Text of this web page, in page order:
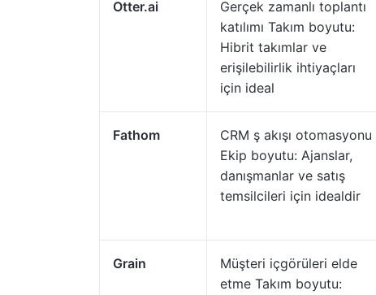
Otter.ai
Gerçek zamanlı toplantı
katılımı Takım boyutu:
Hibrit takımlar ve
erişilebilirlik ihtiyaçları
için ideal
Fathom
CRM ş akışı otomasyonu
Ekip boyutu: Ajanslar,
danışmanlar ve satış
temsilcileri için idealdir
Grain
Müşteri içgörüleri elde
etme Takım boyutu: